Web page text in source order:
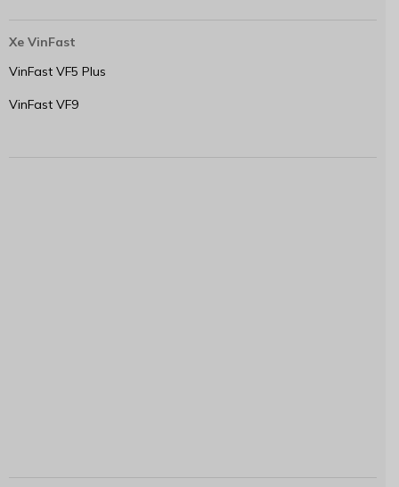
Xe VinFast
VinFast VF5 Plus
VinFast VF9